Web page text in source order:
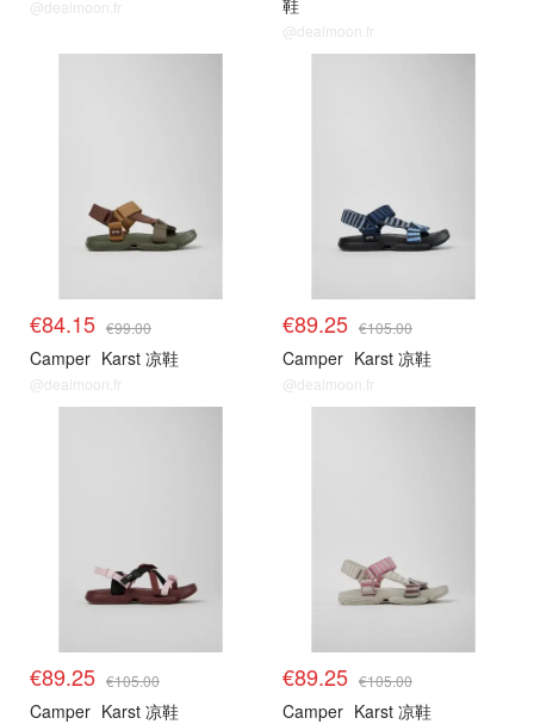
@dealmoon.fr
@dealmoon.fr
€84.15 €99.00
Camper Karst 凉鞋
@dealmoon.fr
€89.25 €105.00
Camper Karst 凉鞋
@dealmoon.fr
€89.25 €105.00
Camper Karst 凉鞋
€89.25 €105.00
Camper Karst 凉鞋